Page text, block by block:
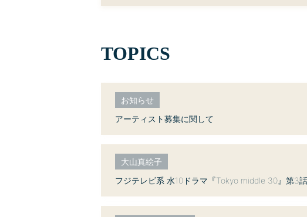
TOPICS
お知らせ
アーティスト募集に関して
大山真絵子
フジテレビ系 水10ドラマ『Tokyo middle 30』第3